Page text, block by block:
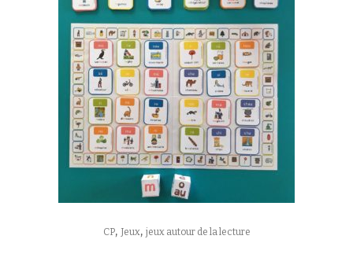
CP, Jeux, jeux autour de la lecture